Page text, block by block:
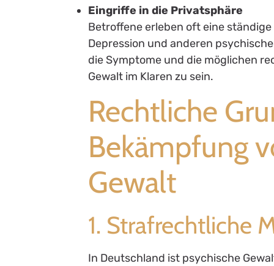
Eingriffe in die Privatsphäre
Betroffene erleben oft eine
Depression und anderen
die Symptome und die möglichen
Gewalt im Klaren zu sein.
Rechtliche
Bekämpfung
Gewalt
1. Strafrechtliche
In Deutschland ist psychische